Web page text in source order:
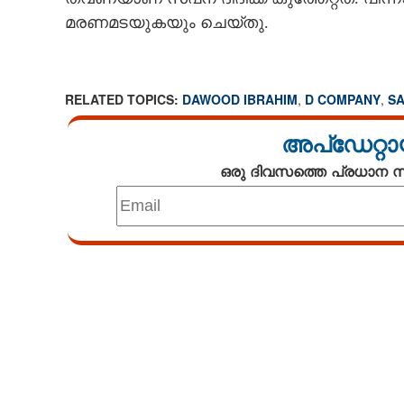
മരണമടയുകയും ചെയ്തു.
RELATED TOPICS: DAWOOD IBRAHIM, D COMPANY,
ഒരു ദിവസത്തെ പ്രധാന
ഇന്ത്യ - പാക്
ശ്രമിച്ച സ്‌ത്രീ; ഡി കമ്പനിയെ